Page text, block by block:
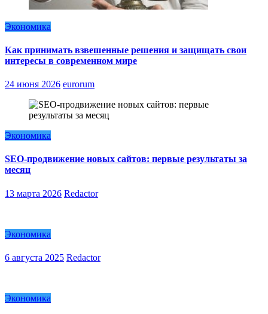
Экономика
Как принимать взвешенные решения и защищать свои
интересы в современном мире
24 июня 2026 eurorum
Экономика
SEO-продвижение новых сайтов: первые результаты за
месяц
13 марта 2026 Redactor
Экономика
6 августа 2025 Redactor
Экономика